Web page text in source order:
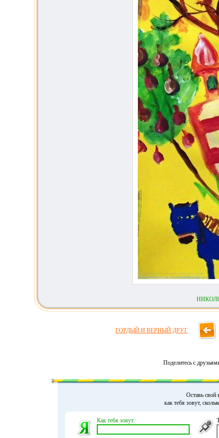
ГОРДЫЙ И ВЕРНЫЙ ДРУГ
Поделитесь с
Оставь свой
как тебя зовут,
Как тебя зовут: